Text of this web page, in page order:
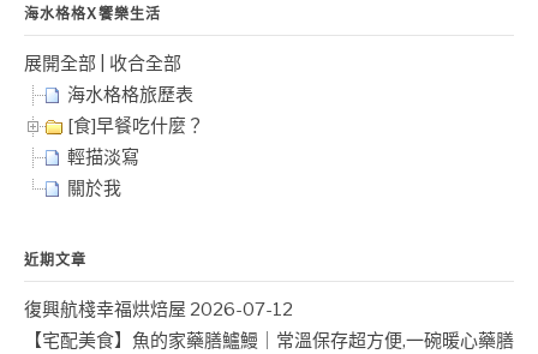
海水格格X饗樂生活
展開全部
收合全部
海水格格旅歷表
[食]早餐吃什麼？
輕描淡寫
關於我
近期文章
復興航棧幸福烘焙屋 2026-07-12
【宅配美食】魚的家藥膳鱸鰻｜常溫保存超方便,一碗暖心藥膳